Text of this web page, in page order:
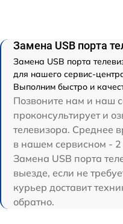
Замена USB порта
Замена USB порта
для нашего сервис-
Выполним быстро и
Позвоните нам и наш
проконсультирует и
телевизора. Среднее
в нашем сервисном - 2
Замена USB порта
выезде, если не
курьер доставит
обратно.